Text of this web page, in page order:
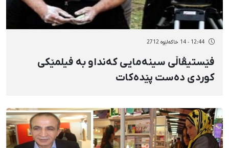
12:44 - 14 خاکەلێوه 2712
فێستیڤاڵی سینەمایی كەنداو بە فیلمێكی
كوردی دەست پێدەكات